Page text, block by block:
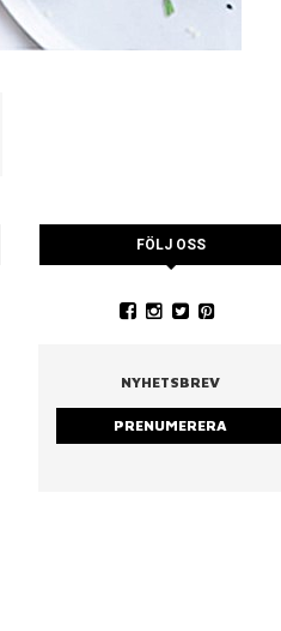
NINA CEDERHOLM
FÖLJ OSS
NYHETSBREV
PRENUMERERA